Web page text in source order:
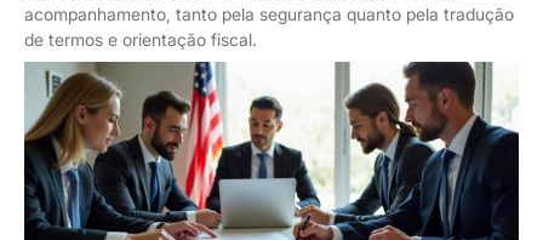
acompanhamento, tanto pela segurança quanto pela tradução
de termos e orientação fiscal.